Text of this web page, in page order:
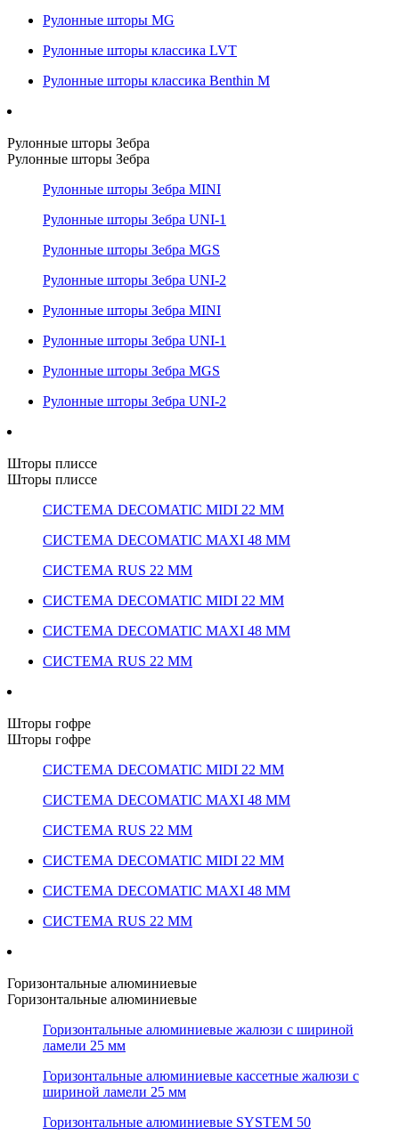
Рулонные шторы MG
Рулонные шторы классика LVT
Рулонные шторы классика Benthin M
Рулонные шторы Зебра
Рулонные шторы Зебра
Рулонные шторы Зебра MINI
Рулонные шторы Зебра UNI-1
Рулонные шторы Зебра MGS
Рулонные шторы Зебра UNI-2
Рулонные шторы Зебра MINI
Рулонные шторы Зебра UNI-1
Рулонные шторы Зебра MGS
Рулонные шторы Зебра UNI-2
Шторы плиссе
Шторы плиссе
СИСТЕМА DECOMATIC MIDI 22 ММ
СИСТЕМА DECOMATIC MAXI 48 ММ
СИСТЕМА RUS 22 ММ
СИСТЕМА DECOMATIC MIDI 22 ММ
СИСТЕМА DECOMATIC MAXI 48 ММ
СИСТЕМА RUS 22 ММ
Шторы гофре
Шторы гофре
СИСТЕМА DECOMATIC MIDI 22 ММ
СИСТЕМА DECOMATIC MAXI 48 ММ
СИСТЕМА RUS 22 ММ
СИСТЕМА DECOMATIC MIDI 22 ММ
СИСТЕМА DECOMATIC MAXI 48 ММ
СИСТЕМА RUS 22 ММ
Горизонтальные алюминиевые
Горизонтальные алюминиевые
Горизонтальные алюминиевые жалюзи с шириной
ламели 25 мм
Горизонтальные алюминиевые кассетные жалюзи с
шириной ламели 25 мм
Горизонтальные алюминиевые SYSTEM 50